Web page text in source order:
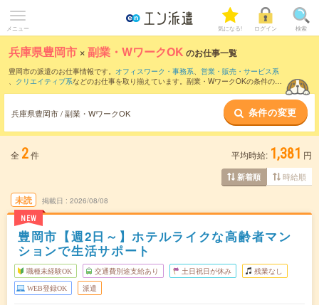
メニュー 気になる! ログイン 検索
兵庫県豊岡市 ×副業・WワークOK のお仕事一覧
豊岡市の派遣のお仕事情報です。 オフィスワーク・事務系、 営業・販売・サービス系
、 クリエイティブ系などのお仕事を取り揃えています。副業・WワークOKの条件の他
兵庫県豊岡市 / 副業・WワークOK 条件の変更
全 2件 平均時給: 1,381 円
新着順 時給順
未読
NEW
掲載日 2026/08/08
豊岡市【週2日～】ホテルライクな高齢者マン
ションで生活サポート
職種未経験OK 交通費別途支給あり 土日祝日が休み 残業なし
WEB登録OK 派遣